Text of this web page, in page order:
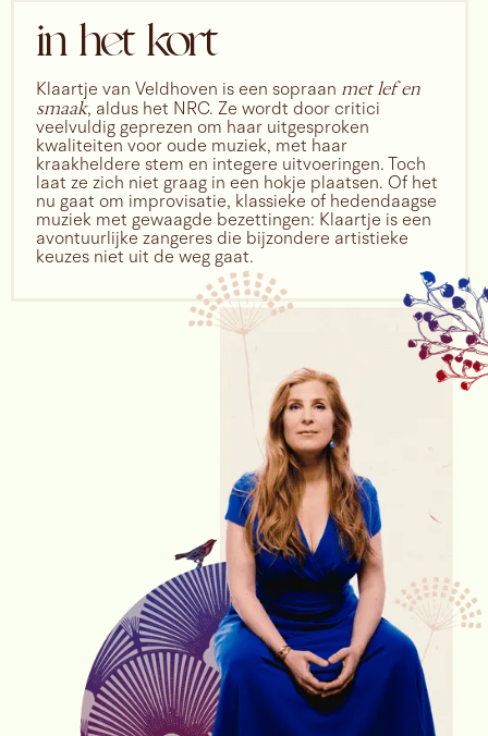
in het kort
Klaartje van Veldhoven is een sopraan met lef en
smaak, aldus het NRC. Ze wordt door critici
veelvuldig geprezen om haar uitgesproken
kwaliteiten voor oude muziek, met haar
kraakheldere stem en integere uitvoeringen. Toch
laat ze zich niet graag in een hokje plaatsen. Of het
nu gaat om improvisatie, klassieke of hedendaagse
muziek met gewaagde bezettingen: Klaartje is een
avontuurlijke zangeres die bijzondere artistieke
keuzes niet uit de weg gaat.